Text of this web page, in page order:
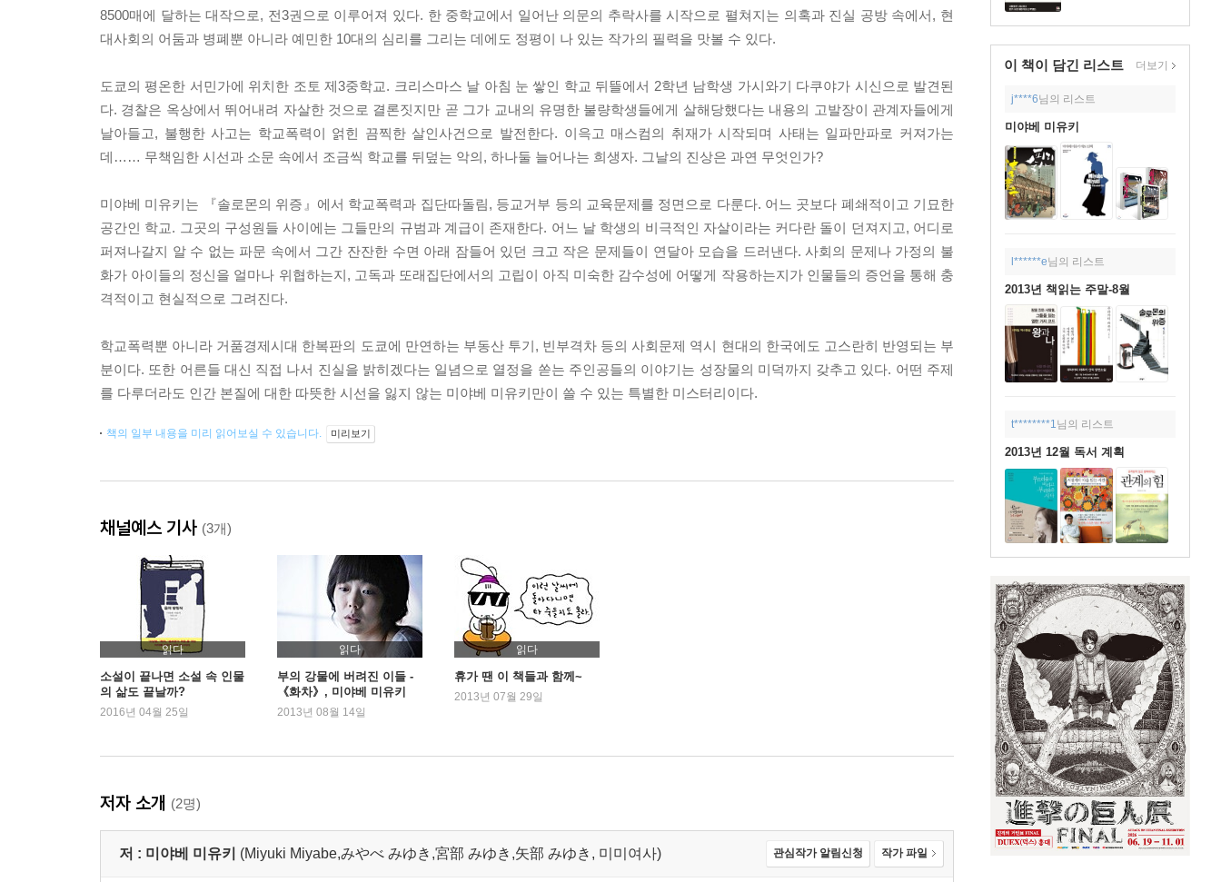
이 책이 담긴 리스트 더보기
j****6님의 리스트
미야베 미유키
l******e님의 리스트
2013년 책읽는 주말-8월
t********1님의 리스트
2013년 12월 독서 계획
8500매에 달하는 대작으로, 전3권으로 이루어져 있다. 한 중학교에서 일어난 의문의 추락사를 시작으로 펼쳐지는 의혹과 진실 공방 속에서, 현
대사회의 어둠과 병폐뿐 아니라 예민한 10대의 심리를 그리는 데에도 정평이 나 있는 작가의 필력을 맛볼 수 있다.
도쿄의 평온한 서민가에 위치한 조토 제3중학교. 크리스마스 날 아침 눈 쌓인 학교 뒤뜰에서 2학년 남학생 가시와기 다쿠야가 시신으로 발견된
다. 경찰은 옥상에서 뛰어내려 자살한 것으로 결론짓지만 곧 그가 교내의 유명한 불량학생들에게 살해당했다는 내용의 고발장이 관계자들에게
날아들고, 불행한 사고는 학교폭력이 얽힌 끔찍한 살인사건으로 발전한다. 이윽고 매스컴의 취재가 시작되며 사태는 일파만파로 커져가는
데…… 무책임한 시선과 소문 속에서 조금씩 학교를 뒤덮는 악의, 하나둘 늘어나는 희생자. 그날의 진상은 과연 무엇인가?
미야베 미유키는 『솔로몬의 위증』에서 학교폭력과 집단따돌림, 등교거부 등의 교육문제를 정면으로 다룬다. 어느 곳보다 폐쇄적이고 기묘한
공간인 학교. 그곳의 구성원들 사이에는 그들만의 규범과 계급이 존재한다. 어느 날 학생의 비극적인 자살이라는 커다란 돌이 던져지고, 어디로
퍼져나갈지 알 수 없는 파문 속에서 그간 잔잔한 수면 아래 잠들어 있던 크고 작은 문제들이 연달아 모습을 드러낸다. 사회의 문제나 가정의 불
화가 아이들의 정신을 얼마나 위협하는지, 고독과 또래집단에서의 고립이 아직 미숙한 감수성에 어떻게 작용하는지가 인물들의 증언을 통해 충
격적이고 현실적으로 그려진다.
학교폭력뿐 아니라 거품경제시대 한복판의 도쿄에 만연하는 부동산 투기, 빈부격차 등의 사회문제 역시 현대의 한국에도 고스란히 반영되는 부
분이다. 또한 어른들 대신 직접 나서 진실을 밝히겠다는 일념으로 열정을 쏟는 주인공들의 이야기는 성장물의 미덕까지 갖추고 있다. 어떤 주제
를 다루더라도 인간 본질에 대한 따뜻한 시선을 잃지 않는 미야베 미유키만이 쓸 수 있는 특별한 미스터리이다.
책의 일부 내용을 미리 읽어보실 수 있습니다. 미리보기
채널예스 기사 (3개)
읽다
소설이 끝나면 소설 속 인물
의 삶도 끝날까?
2016년 04월 25일
읽다
부의 강물에 버려진 이들 -
《화차》, 미야베 미유키
2013년 08월 14일
읽다
휴가 땐 이 책들과 함께~
2013년 07월 29일
저자 소개 (2명)
저 : 미야베 미유키 (Miyuki Miyabe,みやべ みゆき,宮部 みゆき,矢部 みゆき, 미미여사) 관심작가 알림신청 작가 파일